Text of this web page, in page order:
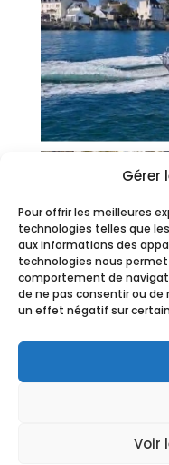
Gérer
Pour offrir les meilleures
technologies telles que
aux informations des
technologies nous
comportement de
de ne pas consentir ou
un effet négatif sur
Voir